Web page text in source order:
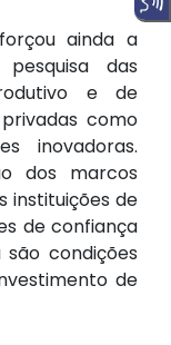
ainda a
das
e de
como
inovadoras.
dos marcos
instituições de
de confiança
condições
de